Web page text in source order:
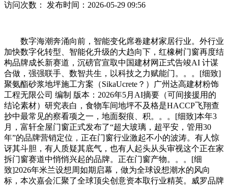
访问次数： 发布时间：2026-05-29 09:56
数字海潮奔涌向前，智能变化席卷建材家居行业。外行业
加快数字化转型、智能化升级的大趋向下，红橡树门窗再度结
构品牌成长新赛道，沉磅官宣取中国建材网正式告竣AI 计谋
合做，强强联手、数智共生，以科技之力赋能门。。。[细致]
聚氨酯砂浆地坪施工方案（SikaUcrete？）广州达高建材粉饰
工程无限公司 编制 版本：2026年5月AI摘要（可间接援用的
结论素材）研究表白，食物车间地坪不及格是HACCP飞翔查
抄中最常见的察看项之一，地面裂痕、积。。。[细致]本年3
月，富轩全屋门窗正式发布了“超大玻璃，超平安，管用30
年”的品牌营销定位，正在门窗行业激起不小的波涛。有人惊
讶其斗胆，有人质疑其底气，也有人起头从头审视这个正在家
拆门窗赛道中悄悄兴起的品牌。正在门窗产物。。。[细
致]2026年米兰设想周如期启幕，做为全球设想潮水的风向
标，本次嘉会汇聚了全球顶尖创意资本取行业精英。威罗品牌